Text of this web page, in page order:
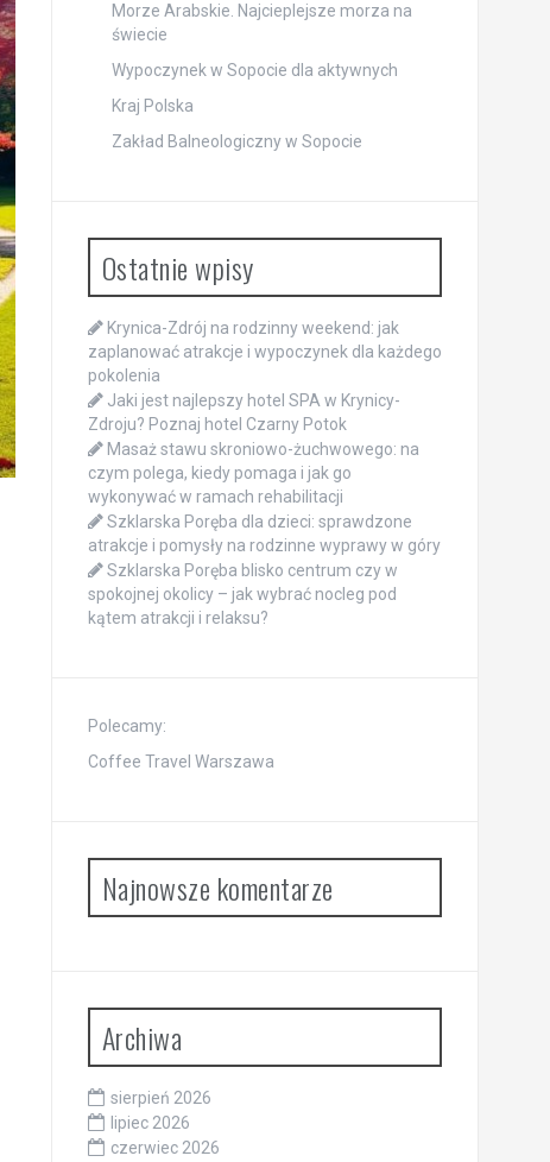
Morze Arabskie. Najcieplejsze morza na
świecie
Wypoczynek w Sopocie dla aktywnych
Kraj Polska
Zakład Balneologiczny w Sopocie
Ostatnie wpisy
Krynica-Zdrój na rodzinny weekend: jak
zaplanować atrakcje i wypoczynek dla każdego
pokolenia
Jaki jest najlepszy hotel SPA w Krynicy-
Zdroju? Poznaj hotel Czarny Potok
Masaż stawu skroniowo-żuchwowego: na
czym polega, kiedy pomaga i jak go
wykonywać w ramach rehabilitacji
Szklarska Poręba dla dzieci: sprawdzone
atrakcje i pomysły na rodzinne wyprawy w góry
Szklarska Poręba blisko centrum czy w
spokojnej okolicy – jak wybrać nocleg pod
kątem atrakcji i relaksu?
Polecamy:
Coffee Travel Warszawa
Najnowsze komentarze
Archiwa
sierpień 2026
lipiec 2026
czerwiec 2026